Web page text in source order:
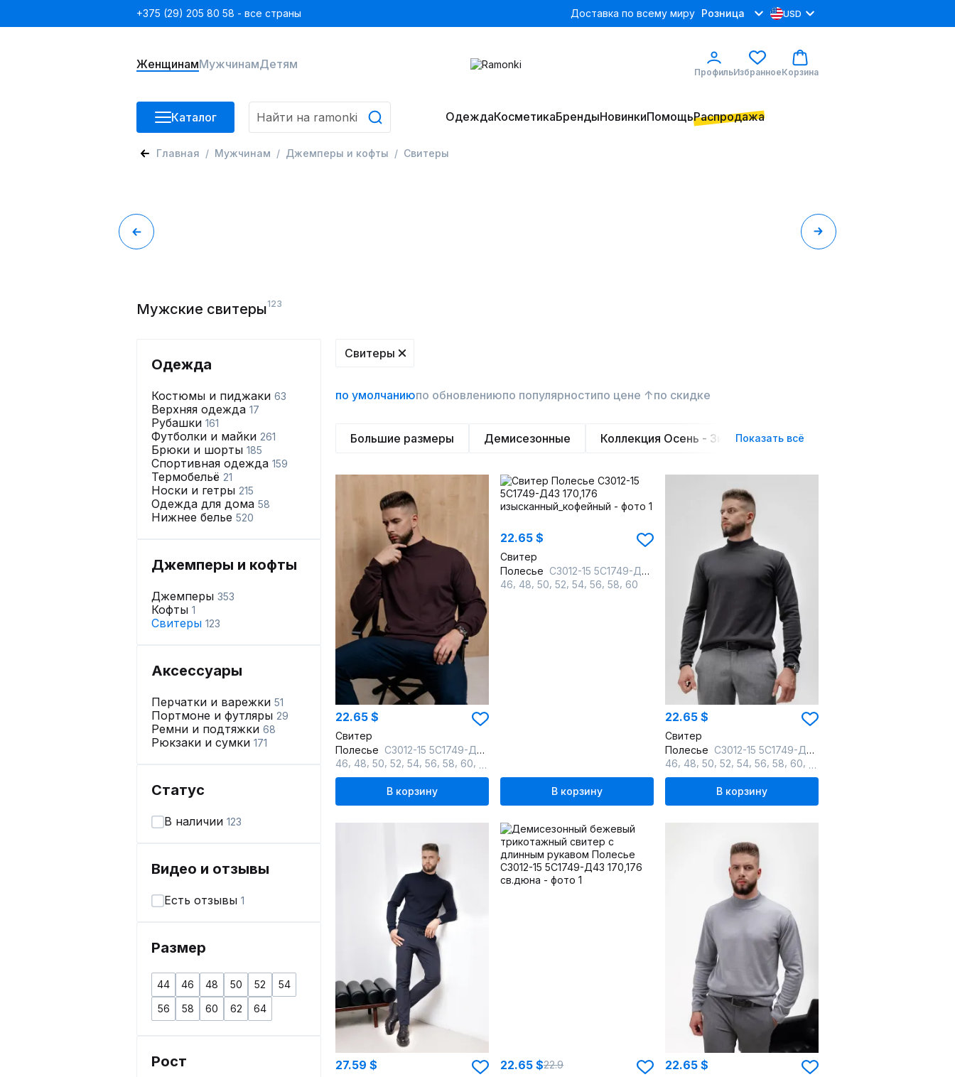
+375 (29) 205 80 58 - все страны Доставка по всему миру Розница USD
ЖенщинамМужчинамДетям
ПрофильИзбранноеКорзина
Каталог ОдеждаКосметикаБрендыНовинкиПомощьРаспродажа
Главная Мужчинам Джемперы и кофты Свитеры
Мужские свитеры123
Одежда
Костюмы и пиджаки 63
Верхняя одежда 17
Рубашки 161
Футболки и майки 261
Брюки и шорты 185
Спортивная одежда 159
Термобельё 21
Носки и гетры 215
Одежда для дома 58
Нижнее белье 520
Джемперы и кофты
Джемперы 353
Кофты 1
Свитеры 123
Аксессуары
Перчатки и варежки 51
Портмоне и футляры 29
Ремни и подтяжки 68
Рюкзаки и сумки 171
Статус
В наличии 123
Видео и отзывы
Есть отзывы 1
Размер
44 46 48 50 52
54
56
58 60 62 64
Рост
Свитеры
по умолчаниюпо обновлениюпо популярностипо цене ↑по скидке
Большие размеры Демисезонные Коллекция Осень - Зима Повседневные
Показать всё
22.65 $
Свитер
Полесье С3012-15 5С1749-Д43 182,188 изысканный_кофейный
46 48 50 52 54 56 58 60
В корзину
22.65 $
Свитер
Полесье С3012-15 5С1749-Д43 170,176 изысканный_кофейный
46 48 50 52 54 56 58 60
В корзину
22.65 $
Свитер
Полесье С3012-15 5С1749-Д43 182,188 дипломат
46 48 50 52 54 56 58 60
В корзину
27.59 $ 22.65 $22.9
22.65 $